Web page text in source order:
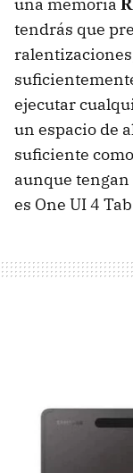
tendrás que
ejecutar
un espacio de
suficiente
aunque
es One UI 4